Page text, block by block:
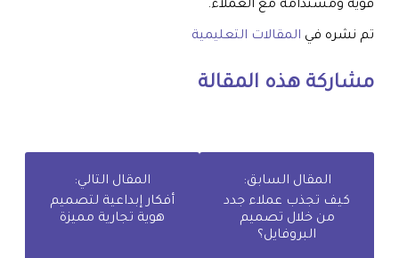
قوية ومستدامة مع العملاء.
تم نشره في المقالات التعليمية
مشاركة هذه المقالة
المقال السابق:
كيف تجذب عملاء جدد
من خلال تصميم
البروفايل؟
المقال التالي:
أفكار إبداعية لتصميم
هوية تجارية مميزة